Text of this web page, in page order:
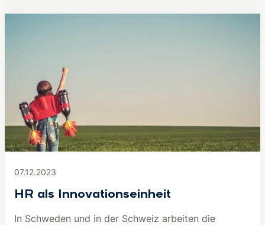
07.12.2023
HR als Innovationseinheit
In Schweden und in der Schweiz arbeiten die